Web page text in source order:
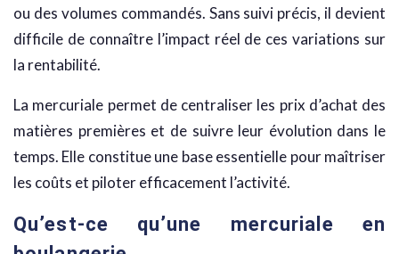
ou des volumes commandés. Sans suivi précis, il devient
difficile de connaître l’impact réel de ces variations sur
la rentabilité.
La mercuriale permet de centraliser les prix d’achat des
matières premières et de suivre leur évolution dans le
temps. Elle constitue une base essentielle pour maîtriser
les coûts et piloter efficacement l’activité.
Qu’est-ce qu’une mercuriale en